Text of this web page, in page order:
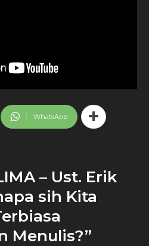
WhatsApp
– Ust. Erik
sih Kita
Menulis?”